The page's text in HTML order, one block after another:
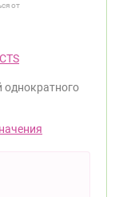
от